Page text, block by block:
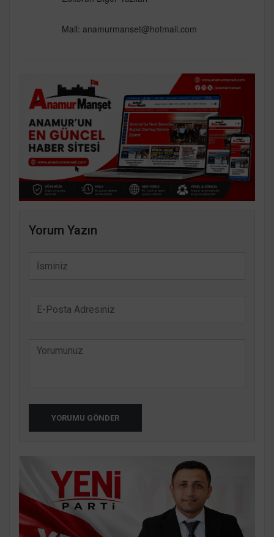
Mail: anamurmanset@hotmail.com
Yorum Yazın
YORUMU GÖNDER